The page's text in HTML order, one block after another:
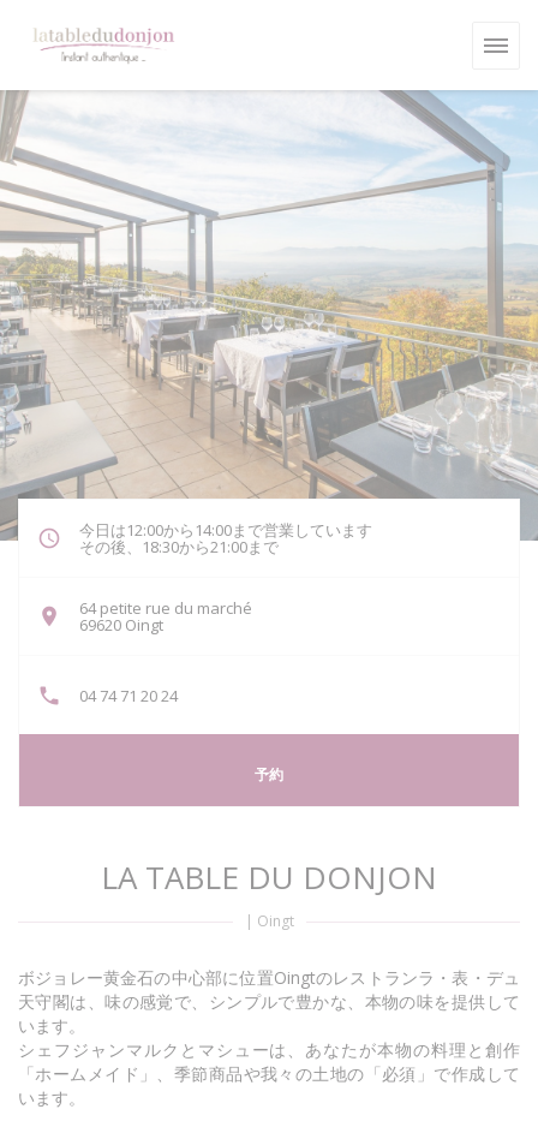
今日は12:00から14:00まで営業しています
その後、18:30から21:00まで
64 petite rue du marché
69620 Oingt((新しいウィンドウで開きます))
04 74 71 20 24
予約
LA TABLE DU DONJON
| Oingt
ボジョレー黄金石の中心部に位置Oingtのレストランラ・表・デュ
天守閣は、味の感覚で、シンプルで豊かな、本物の味を提供して
います。
シェフジャンマルクとマシューは、あなたが本物の料理と創作
「ホームメイド」、季節商品や我々の土地の「必須」で作成して
います。